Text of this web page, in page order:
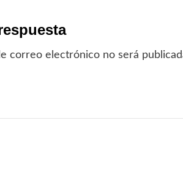
correo electrónico no será